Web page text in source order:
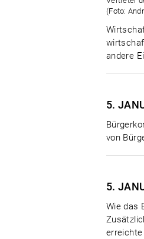
(Foto:
andere
5.
von
5.
Wie das
erreichte